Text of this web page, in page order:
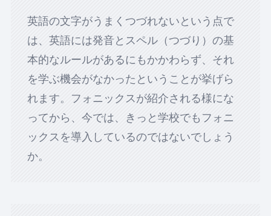
英語の文字がうまくつづれないという点で
は、英語には発音とスペル（つづり）の基
本的なルールがあるにもかかわらず、それ
を学ぶ機会がなかったということが挙げら
れます。フォニックスが紹介される様にな
ってから、今では、きっと学校でもフォニ
ックスを導入しているのではないでしょう
か。